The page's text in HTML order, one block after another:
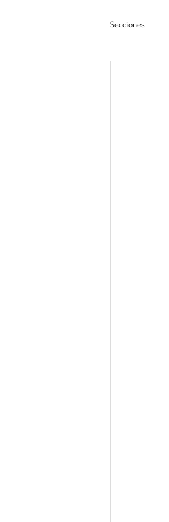
Secciones